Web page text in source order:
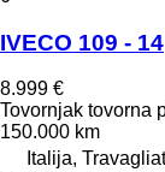
IVECO 109 - 14
8.999 €
Tovornjak tovorna
150.000 km
Italija,